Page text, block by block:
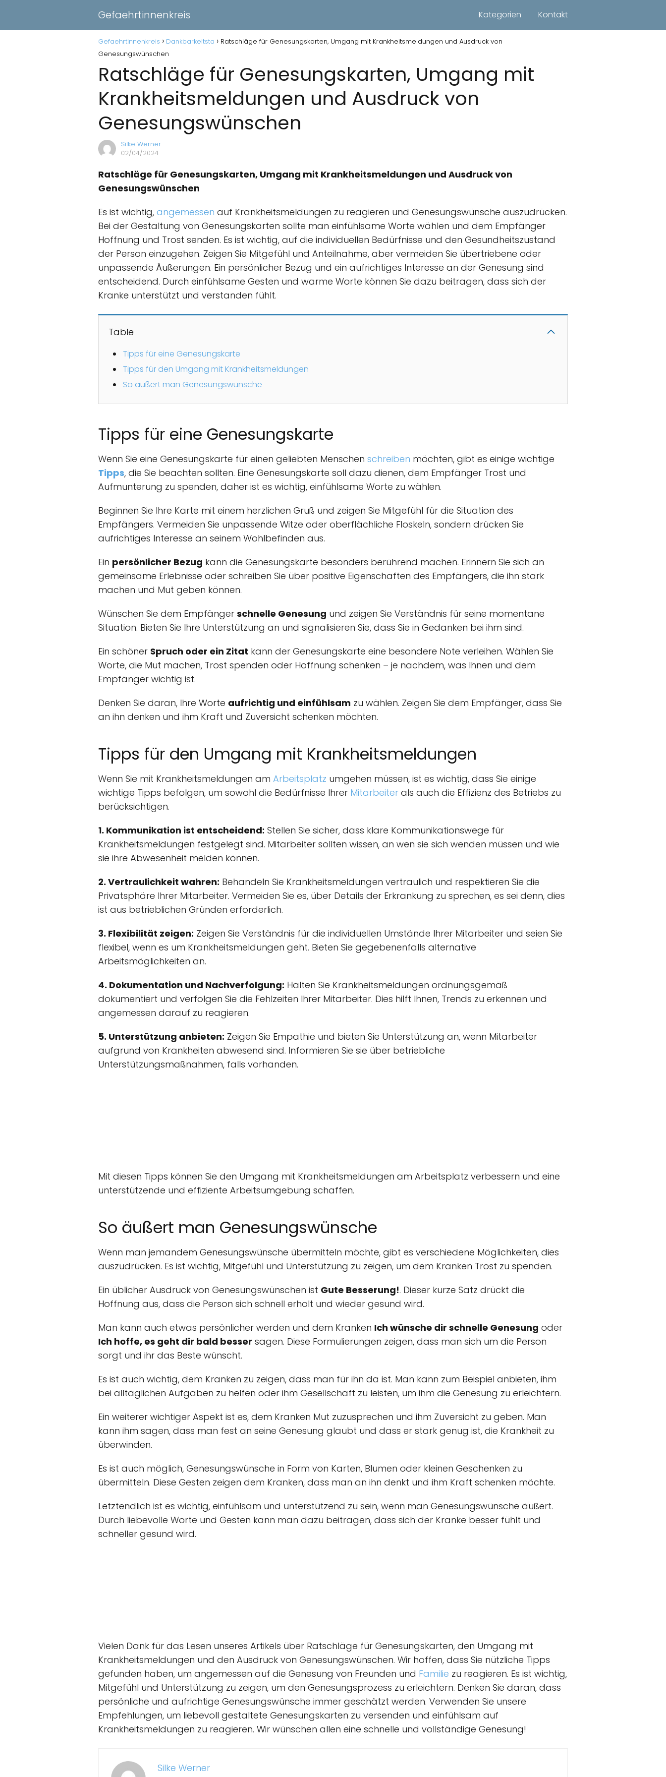
Gefaehrtinnenkreis Kategorien Kontakt
Gefaehrtinnenkreis Dankbarkeitsta
Ratschläge für Genesungskarten, Umgang mit Krankheitsmeldungen und Ausdruck von
Genesungswünschen
Ratschläge für Genesungskarten, Umgang mit
Krankheitsmeldungen und Ausdruck von
Genesungswünschen
Silke Werner
02/04/2024
Ratschläge für Genesungskarten, Umgang mit Krankheitsmeldungen und Ausdruck von
Genesungswünschen
Es ist wichtig, angemessen auf Krankheitsmeldungen zu reagieren und Genesungswünsche auszudrücken.
Bei der Gestaltung von Genesungskarten sollte man einfühlsame Worte wählen und dem Empfänger
Hoffnung und Trost senden. Es ist wichtig, auf die individuellen Bedürfnisse und den Gesundheitszustand
der Person einzugehen. Zeigen Sie Mitgefühl und Anteilnahme, aber vermeiden Sie übertriebene oder
unpassende Äußerungen. Ein persönlicher Bezug und ein aufrichtiges Interesse an der Genesung sind
entscheidend. Durch einfühlsame Gesten und warme Worte können Sie dazu beitragen, dass sich der
Kranke unterstützt und verstanden fühlt.
Table
Tipps für eine Genesungskarte
Tipps für den Umgang mit Krankheitsmeldungen
So äußert man Genesungswünsche
Tipps für eine Genesungskarte
Wenn Sie eine Genesungskarte für einen geliebten Menschen schreiben möchten, gibt es einige wichtige
Tipps, die Sie beachten sollten. Eine Genesungskarte soll dazu dienen, dem Empfänger Trost und
Aufmunterung zu spenden, daher ist es wichtig, einfühlsame Worte zu wählen.
Beginnen Sie Ihre Karte mit einem herzlichen Gruß und zeigen Sie Mitgefühl für die Situation des
Empfängers. Vermeiden Sie unpassende Witze oder oberflächliche Floskeln, sondern drücken Sie
aufrichtiges Interesse an seinem Wohlbefinden aus.
Ein persönlicher Bezug kann die Genesungskarte besonders berührend machen. Erinnern Sie sich an
gemeinsame Erlebnisse oder schreiben Sie über positive Eigenschaften des Empfängers, die ihn stark
machen und Mut geben können.
Wünschen Sie dem Empfänger schnelle Genesung und zeigen Sie Verständnis für seine momentane
Situation. Bieten Sie Ihre Unterstützung an und signalisieren Sie, dass Sie in Gedanken bei ihm sind.
Ein schöner Spruch oder ein Zitat kann der Genesungskarte eine besondere Note verleihen. Wählen Sie
Worte, die Mut machen, Trost spenden oder Hoffnung schenken – je nachdem, was Ihnen und dem
Empfänger wichtig ist.
Denken Sie daran, Ihre Worte aufrichtig und einfühlsam zu wählen. Zeigen Sie dem Empfänger, dass Sie
an ihn denken und ihm Kraft und Zuversicht schenken möchten.
Tipps für den Umgang mit Krankheitsmeldungen
Wenn Sie mit Krankheitsmeldungen am Arbeitsplatz umgehen müssen, ist es wichtig, dass Sie einige
wichtige Tipps befolgen, um sowohl die Bedürfnisse Ihrer Mitarbeiter als auch die Effizienz des Betriebs zu
berücksichtigen.
1. Kommunikation ist entscheidend: Stellen Sie sicher, dass klare Kommunikationswege für
Krankheitsmeldungen festgelegt sind. Mitarbeiter sollten wissen, an wen sie sich wenden müssen und wie
sie ihre Abwesenheit melden können.
2. Vertraulichkeit wahren: Behandeln Sie Krankheitsmeldungen vertraulich und respektieren Sie die
Privatsphäre Ihrer Mitarbeiter. Vermeiden Sie es, über Details der Erkrankung zu sprechen, es sei denn, dies
ist aus betrieblichen Gründen erforderlich.
3. Flexibilität zeigen: Zeigen Sie Verständnis für die individuellen Umstände Ihrer Mitarbeiter und seien Sie
flexibel, wenn es um Krankheitsmeldungen geht. Bieten Sie gegebenenfalls alternative
Arbeitsmöglichkeiten an.
4. Dokumentation und Nachverfolgung: Halten Sie Krankheitsmeldungen ordnungsgemäß
dokumentiert und verfolgen Sie die Fehlzeiten Ihrer Mitarbeiter. Dies hilft Ihnen, Trends zu erkennen und
angemessen darauf zu reagieren.
5. Unterstützung anbieten: Zeigen Sie Empathie und bieten Sie Unterstützung an, wenn Mitarbeiter
aufgrund von Krankheiten abwesend sind. Informieren Sie sie über betriebliche
Unterstützungsmaßnahmen, falls vorhanden.
Mit diesen Tipps können Sie den Umgang mit Krankheitsmeldungen am Arbeitsplatz verbessern und eine
unterstützende und effiziente Arbeitsumgebung schaffen.
So äußert man Genesungswünsche
Wenn man jemandem Genesungswünsche übermitteln möchte, gibt es verschiedene Möglichkeiten, dies
auszudrücken. Es ist wichtig, Mitgefühl und Unterstützung zu zeigen, um dem Kranken Trost zu spenden.
Ein üblicher Ausdruck von Genesungswünschen ist Gute Besserung!. Dieser kurze Satz drückt die
Hoffnung aus, dass die Person sich schnell erholt und wieder gesund wird.
Man kann auch etwas persönlicher werden und dem Kranken Ich wünsche dir schnelle Genesung oder
Ich hoffe, es geht dir bald besser sagen. Diese Formulierungen zeigen, dass man sich um die Person
sorgt und ihr das Beste wünscht.
Es ist auch wichtig, dem Kranken zu zeigen, dass man für ihn da ist. Man kann zum Beispiel anbieten, ihm
bei alltäglichen Aufgaben zu helfen oder ihm Gesellschaft zu leisten, um ihm die Genesung zu erleichtern.
Ein weiterer wichtiger Aspekt ist es, dem Kranken Mut zuzusprechen und ihm Zuversicht zu geben. Man
kann ihm sagen, dass man fest an seine Genesung glaubt und dass er stark genug ist, die Krankheit zu
überwinden.
Es ist auch möglich, Genesungswünsche in Form von Karten, Blumen oder kleinen Geschenken zu
übermitteln. Diese Gesten zeigen dem Kranken, dass man an ihn denkt und ihm Kraft schenken möchte.
Letztendlich ist es wichtig, einfühlsam und unterstützend zu sein, wenn man Genesungswünsche äußert.
Durch liebevolle Worte und Gesten kann man dazu beitragen, dass sich der Kranke besser fühlt und
schneller gesund wird.
Vielen Dank für das Lesen unseres Artikels über Ratschläge für Genesungskarten, den Umgang mit
Krankheitsmeldungen und den Ausdruck von Genesungswünschen. Wir hoffen, dass Sie nützliche Tipps
gefunden haben, um angemessen auf die Genesung von Freunden und Familie zu reagieren. Es ist wichtig,
Mitgefühl und Unterstützung zu zeigen, um den Genesungsprozess zu erleichtern. Denken Sie daran, dass
persönliche und aufrichtige Genesungswünsche immer geschätzt werden. Verwenden Sie unsere
Empfehlungen, um liebevoll gestaltete Genesungskarten zu versenden und einfühlsam auf
Krankheitsmeldungen zu reagieren. Wir wünschen allen eine schnelle und vollständige Genesung!
Silke Werner